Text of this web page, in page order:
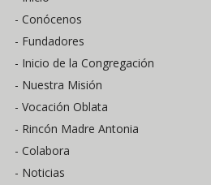
- Conócenos
- Fundadores
- Inicio de la Congregación
- Nuestra Misión
- Vocación Oblata
- Rincón Madre Antonia
- Colabora
- Noticias